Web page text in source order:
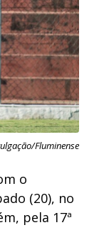
Fluminense
o
(20), no
pela 17ª